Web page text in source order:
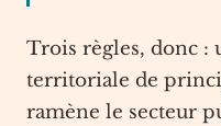
Trois règles, donc :
territoriale de
ramène le secteur